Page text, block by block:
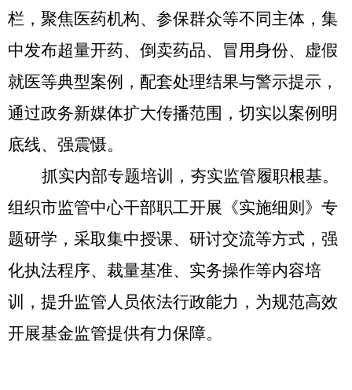
栏，聚焦医药机构、参保群众等不同主体，集
中发布超量开药、倒卖药品、冒用身份、虚假
就医等典型案例，配套处理结果与警示提示，
通过政务新媒体扩大传播范围，切实以案例明
底线、强震慑。
抓实内部专题培训，夯实监管履职根基。
组织市监管中心干部职工开展《实施细则》专
题研学，采取集中授课、研讨交流等方式，强
化执法程序、裁量基准、实务操作等内容培
训，提升监管人员依法行政能力，为规范高效
开展基金监管提供有力保障。